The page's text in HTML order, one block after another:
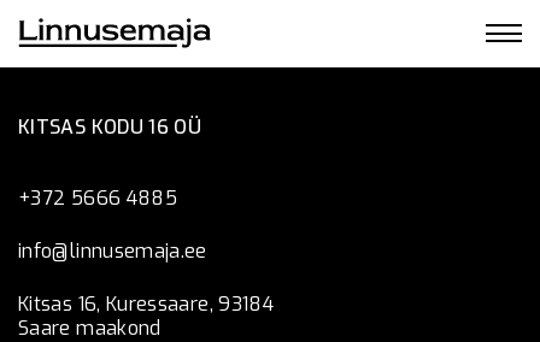
KITSAS KODU 16 OÜ
+372 5666 4885
info@linnusemaja.ee
Kitsas 16, Kuressaare, 93184
Saare maakond